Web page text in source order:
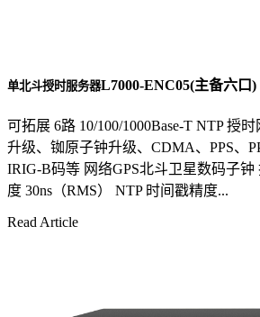
单北斗授时服务器L7000-ENC05(主备六口
可拓展 6路 10/100/1000Base-T NTP 授
升级、铷原子钟升级、CDMA、PPS、
IRIG-B码等 网络GPS北斗卫星数码子
度 30ns（RMS） NTP 时间戳精度...
Read Article